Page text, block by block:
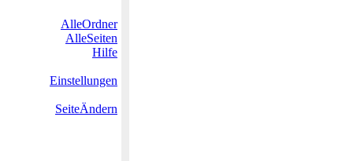
AlleOrdner
AlleSeiten
Hilfe
Einstellungen
SeiteÄndern